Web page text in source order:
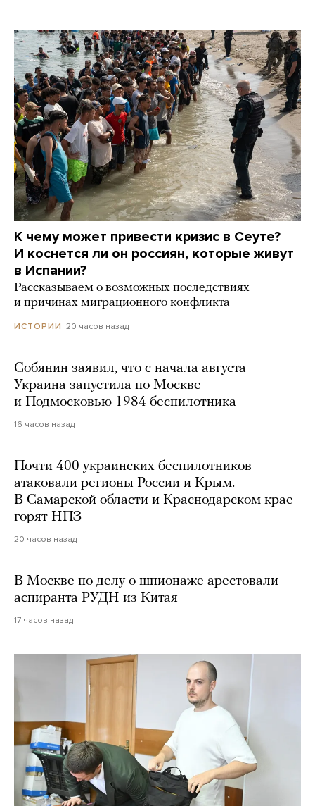
К чему может привести кризис в Сеуте?
И коснется ли он россиян, которые живут
в Испании?
Рассказываем о возможных последствиях
и причинах миграционного конфликта
ИСТОРИИ 20 часов назад
Собянин заявил, что с начала августа
Украина запустила по Москве
и Подмосковью 1984 беспилотника
16 часов назад
Почти 400 украинских беспилотников
атаковали регионы России и Крым.
В Самарской области и Краснодарском крае
горят НПЗ
20 часов назад
В Москве по делу о шпионаже арестовали
аспиранта РУДН из Китая
17 часов назад